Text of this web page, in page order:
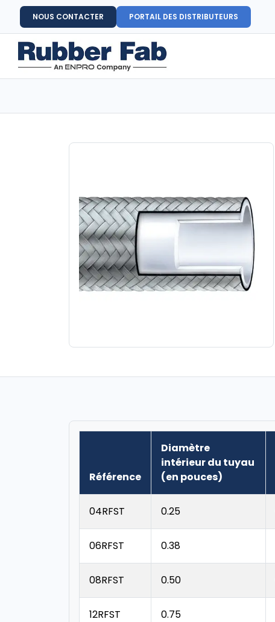
NOUS CONTACTER PORTAIL DES DISTRIBUTEURS
Référence
Diamètre
intérieur du tuyau
(en pouces)
04RFST 0.25
06RFST 0.38
08RFST 0.50
12RFST 0.75